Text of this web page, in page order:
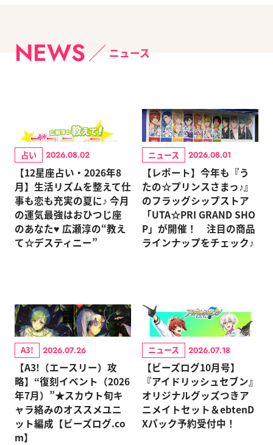
NEWS ニュース
占い 2026.08.02
【12星座占い・2026年8
月】生活リズムを整えて仕
事も恋も充実の夏に♪ 今月
の運気最強はおひつじ座
のあなた♥ 広瀬淳の“教え
て☆デスティニー”
ニュース 2026.08.01
【レポート】今年も『う
たの☆プリンスさまっ♪』
のフラッグシップストア
「UTA☆PRI GRAND SHO
P」が開催！ 注目の商品
ラインナップをチェック♪
A3! 2026.07.26
【A3!（エースリー）攻
略】“復刻イベント（2026
年7月）”★スカウト旬キ
ャラ絡みのオススメユニ
ット編成【ビーズログ.co
m】
ニュース 2026.07.18
【ビーズログ10月号】
『アイドリッシュセブン』
オリジナルグッズつきア
ニメイトセット＆ebtenD
Xパック予約受付中！